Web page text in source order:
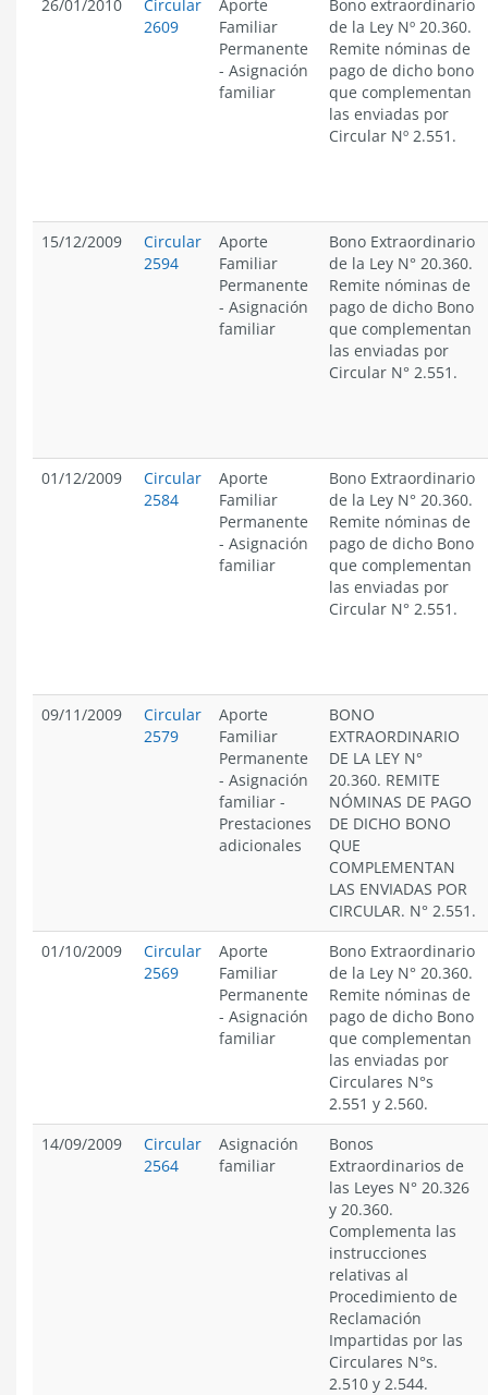
26/01/2010
Circular
2609
Aporte
Familiar
Permanente
- Asignación
familiar
Bono extraordinario
de la Ley Nº 20.360.
Remite nóminas de
pago de dicho bono
que complementan
las enviadas por
Circular Nº 2.551.
15/12/2009
Circular
2594
Aporte
Familiar
Permanente
- Asignación
familiar
Bono Extraordinario
de la Ley N° 20.360.
Remite nóminas de
pago de dicho Bono
que complementan
las enviadas por
Circular N° 2.551.
01/12/2009
Circular
2584
Aporte
Familiar
Permanente
- Asignación
familiar
Bono Extraordinario
de la Ley N° 20.360.
Remite nóminas de
pago de dicho Bono
que complementan
las enviadas por
Circular N° 2.551.
09/11/2009
Circular
2579
Aporte
Familiar
Permanente
- Asignación
familiar -
Prestaciones
adicionales
BONO
EXTRAORDINARIO
DE LA LEY N°
20.360. REMITE
NÓMINAS DE PAGO
DE DICHO BONO
QUE
COMPLEMENTAN
LAS ENVIADAS POR
CIRCULAR. N° 2.551.
01/10/2009
Circular
2569
Aporte
Familiar
Permanente
- Asignación
familiar
Bono Extraordinario
de la Ley N° 20.360.
Remite nóminas de
pago de dicho Bono
que complementan
las enviadas por
Circulares N°s
2.551 y 2.560.
14/09/2009
Circular
2564
Asignación
familiar
Bonos
Extraordinarios de
las Leyes N° 20.326
y 20.360.
Complementa las
instrucciones
relativas al
Procedimiento de
Reclamación
Impartidas por las
Circulares N°s.
2.510 y 2.544.